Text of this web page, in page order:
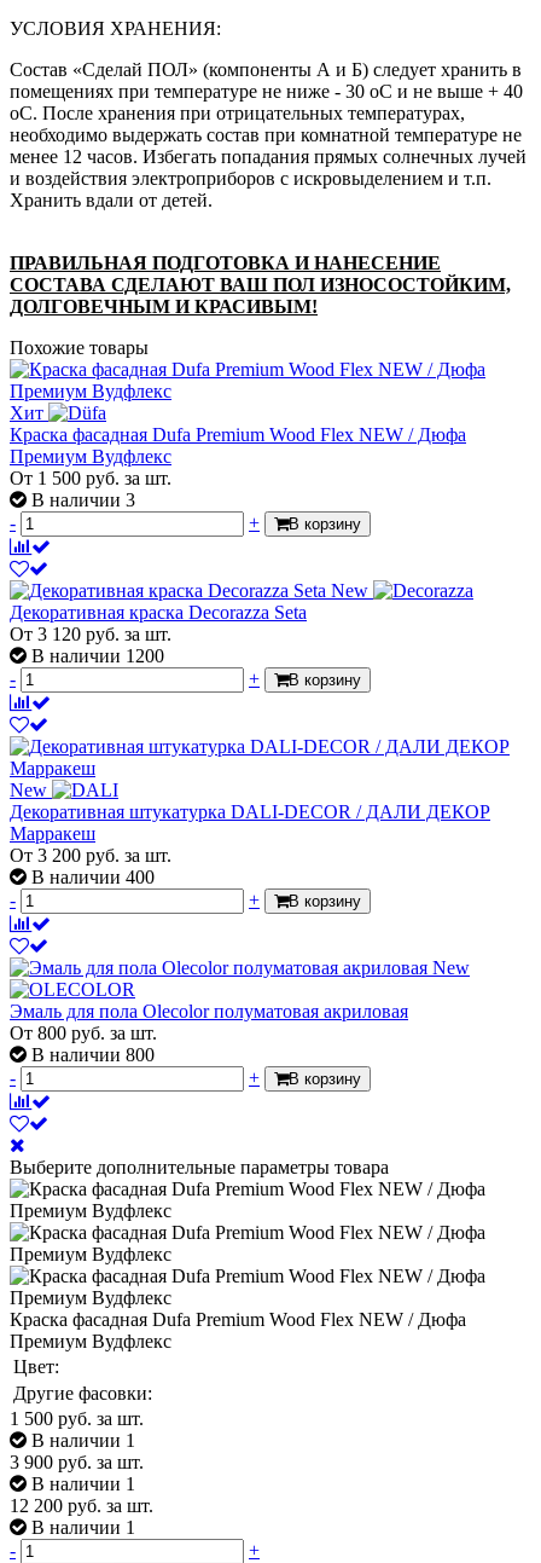
УСЛОВИЯ ХРАНЕНИЯ:
Состав «Сделай ПОЛ» (компоненты А и Б) следует хранить в
помещениях при температуре не ниже - 30 оС и не выше + 40
оС. После хранения при отрицательных температурах,
необходимо выдержать состав при комнатной температуре не
менее 12 часов. Избегать попадания прямых солнечных лучей
и воздействия электроприборов с искровыделением и т.п.
Хранить вдали от детей.
ПРАВИЛЬНАЯ ПОДГОТОВКА И НАНЕСЕНИЕ
СОСТАВА СДЕЛАЮТ ВАШ ПОЛ ИЗНОСОСТОЙКИМ,
ДОЛГОВЕЧНЫМ И КРАСИВЫМ!
Похожие товары
Хит
Краска фасадная Dufa Premium Wood Flex NEW / Дюфа
Премиум Вудфлекс
От 1 500 руб. за шт.
В наличии 3
-
+ В корзину
New
Декоративная краска Decorazza Seta
От 3 120 руб. за шт.
В наличии 1200
-
+ В корзину
New
Декоративная штукатурка DALI-DECOR / ДАЛИ ДЕКОР
Марракеш
От 3 200 руб. за шт.
В наличии 400
-
+ В корзину
New
Эмаль для пола Olecolor полуматовая акриловая
От 800 руб. за шт.
В наличии 800
-
+ В корзину
Выберите дополнительные параметры товара
Краска фасадная Dufa Premium Wood Flex NEW / Дюфа
Премиум Вудфлекс
Цвет:
Другие фасовки:
1 500 руб. за шт.
В наличии 1
3 900 руб. за шт.
В наличии 1
12 200 руб. за шт.
В наличии 1
-
+